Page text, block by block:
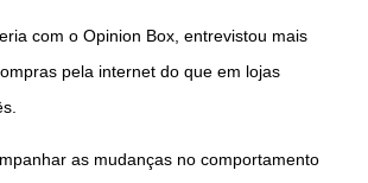
com o Opinion Box, entrevistou mais
pela internet do que em lojas
as mudanças no comportamento